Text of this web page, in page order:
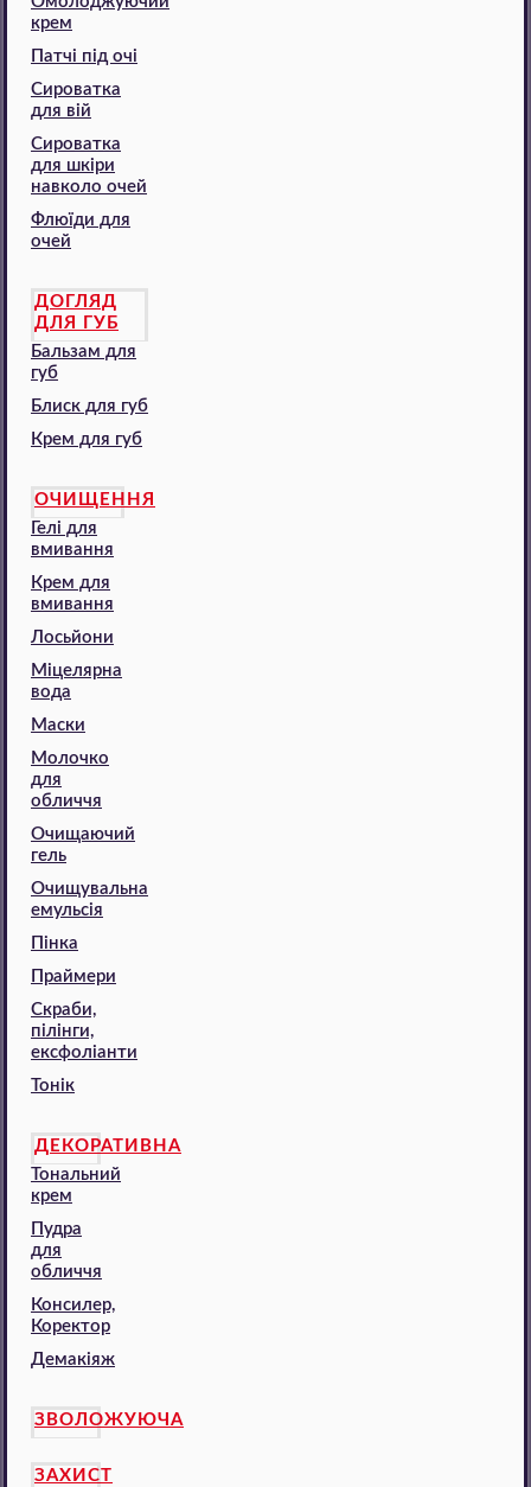
крем
Патчі під очі
Сироватка
для вій
Сироватка
для шкіри
навколо очей
Флюїди для
очей
ДОГЛЯД
ДЛЯ ГУБ
Бальзам для
губ
Блиск для губ
Крем для губ
ОЧИЩЕННЯ
Гелі для
вмивання
Крем для
вмивання
Лосьйони
Міцелярна
вода
Маски
Молочко
для
обличчя
Очищаючий
гель
Очищувальна
емульсія
Пінка
Праймери
Скраби,
пілінги,
ексфоліанти
Тонік
ДЕКОРАТИВНА
Тональний
крем
Пудра
для
обличчя
Консилер,
Коректор
Демакіяж
ЗВОЛОЖУЮЧА
ЗАХИСТ